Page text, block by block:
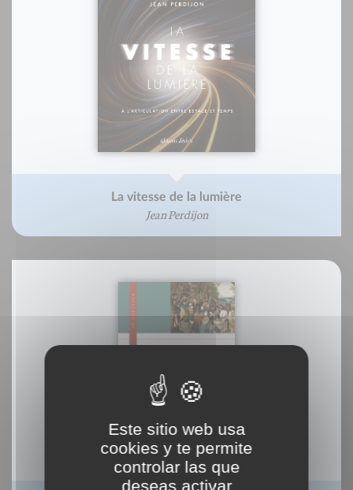
La vitesse de la lumière
Jean Perdijon
Este sitio web usa
cookies y te permite
controlar las que
deseas activar